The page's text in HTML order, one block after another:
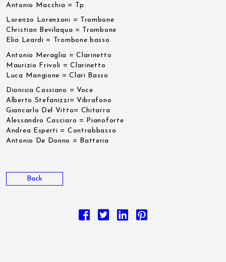
Antonio Macchia = Tp
Lorenzo Lorenzoni = Trombone
Christian Bevilaqua = Trombone
Elia Leardi = Trombone basso
Antonio Meraglia = Clarinetto
Maurizio Frivoli = Clarinetto
Luca Mangione = Clari Basso
Dionisia Cassiano = Voce
Alberto Stefanizzi= Vibrafono
Giancarlo Del Vitto= Chitarra
Alessandro Casciaro = Pianoforte
Andrea Esperti = Contrabbasso
Antonio De Donno = Batteria
Back